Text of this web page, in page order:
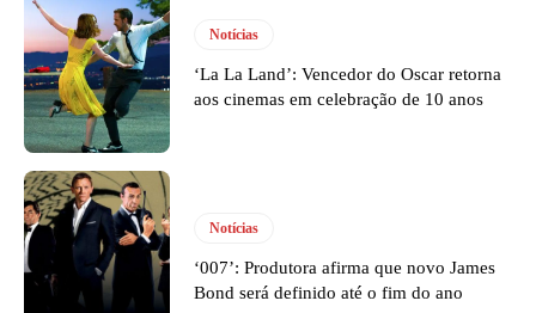
Notícias
‘La La Land’: Vencedor do Oscar retorna
aos cinemas em celebração de 10 anos
Notícias
‘007’: Produtora afirma que novo James
Bond será definido até o fim do ano